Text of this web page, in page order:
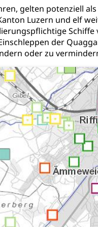
gelten potenziell
Luzern und elf
der
oder zu